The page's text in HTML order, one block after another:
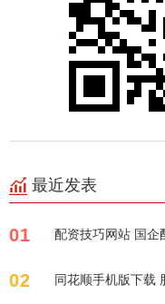
最近发表
01 配资技巧网站 国企
02 同花顺手机版下载